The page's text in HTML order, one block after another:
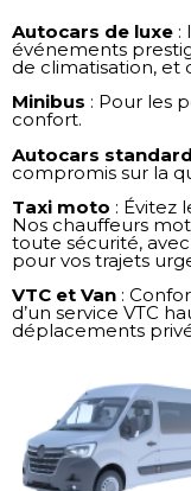
Autocars de luxe :
événements
de climatisation, et
Minibus : Pour les
confort.
Autocars
compromis sur la
Taxi moto : Évitez
Nos chauffeurs
toute sécurité,
pour vos trajets
VTC et Van :
d’un service VTC
déplacements